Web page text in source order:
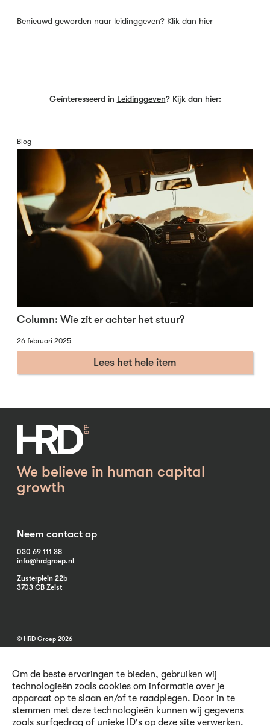
Om de beste ervaringen te bieden, gebruiken wij
technologieën zoals cookies om informatie over je
apparaat op te slaan en/of te raadplegen. Door in te
stemmen met deze technologieën kunnen wij gegevens
zoals surfgedrag of unieke ID's op deze site verwerken.
Benieuwd geworden naar leidinggeven? Klik dan hier
Geïnteresseerd in Leidinggeven? Kijk dan hier:
Blog
Column: Wie zit er achter het stuur?
26 februari 2025
Lees het hele item
We believe in human capital
growth
Neem contact op
030 69 111 38
info@hrdgroep.nl
Zusterplein 22b
3703 CB Zeist
© HRD Groep 2026
Algemene informatie